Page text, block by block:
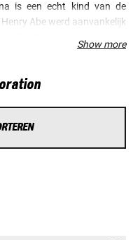
is een echt kind van de
Abe werd aanvankelijk
Daytona voerde tevens
Daytona in de buurt van
de hoofdkantoren van
streven naar perfectie.
Show more